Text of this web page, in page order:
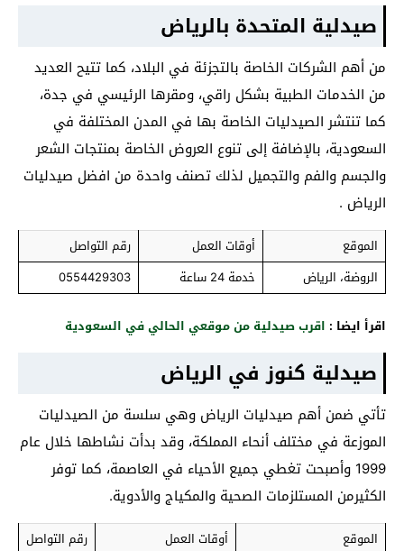
صيدلية المتحدة بالرياض
من أهم الشركات الخاصة بالتجزئة في البلاد، كما تتيح العديد
من الخدمات الطبية بشكل راقي، ومقرها الرئيسي في جدة،
كما تنتشر الصيدليات الخاصة بها في المدن المختلفة في
السعودية، بالإضافة إلى تنوع العروض الخاصة بمنتجات الشعر
والجسم والفم والتجميل لذلك تصنف واحدة من افضل صيدليات
الرياض .
الموقع أوقات العمل
رقم التواصل
الروضة، الرياض
خدمة 24 ساعة 0554429303
اقرأ ايضا : اقرب صيدلية من موقعي الحالي في السعودية
صيدلية كنوز في الرياض
تأتي ضمن أهم صيدليات الرياض وهي سلسة من الصيدليات
الموزعة في مختلف أنحاء المملكة، وقد بدأت نشاطها خلال عام
1999 وأصبحت تغطي جميع الأحياء في العاصمة، كما توفر
الكثيرمن المستلزمات الصحية والمكياج والأدوية.
الموقع أوقات العمل
رقم التواصل